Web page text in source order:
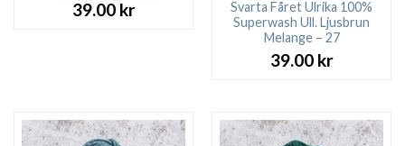
39.00 kr
Svarta Fåret Ulrika 100%
Superwash Ull. Ljusbrun
Melange – 27
39.00 kr